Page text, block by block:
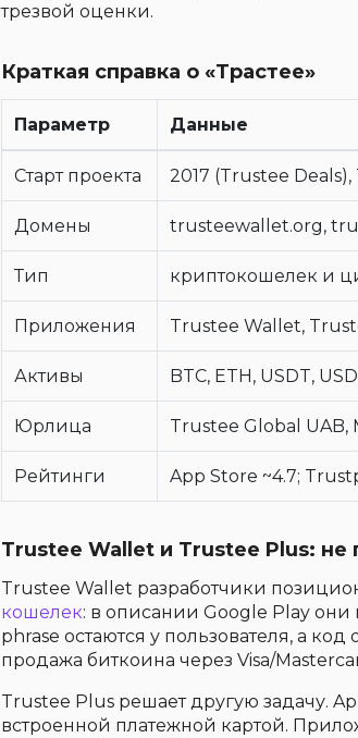
трезвой оценки.
Краткая справка о «Трастее»
Параметр Данные
Старт проекта 2017 (Trustee
Домены trusteewallet.org,
Тип криптокошелек и
Приложения Trustee Wallet,
Активы BTC, ETH, USDT,
Юрлица Trustee Global UAB,
Рейтинги App Store ~4.7;
Trustee Wallet и Trustee Plus: не
Trustee Wallet разработчики
кошелек: в описании Google Play
phrase остаются у пользователя, а
продажа биткоина через Visa/
Trustee Plus решает другую задачу.
встроенной платежной картой.